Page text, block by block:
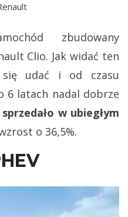
zbudowany
Clio. Jak widać ten
się udać i od czasu
6 latach nadal dobrze
w ubiegłym
o 36,5%.